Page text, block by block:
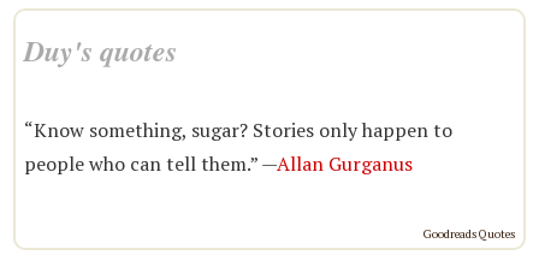
Duy's quotes
“Know something, sugar? Stories only happen to
people who can tell them.” —Allan Gurganus
Goodreads Quotes